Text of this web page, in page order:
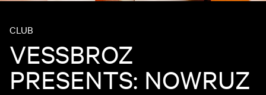
CLUB
VESSBROZ
PRESENTS: NOWRUZ